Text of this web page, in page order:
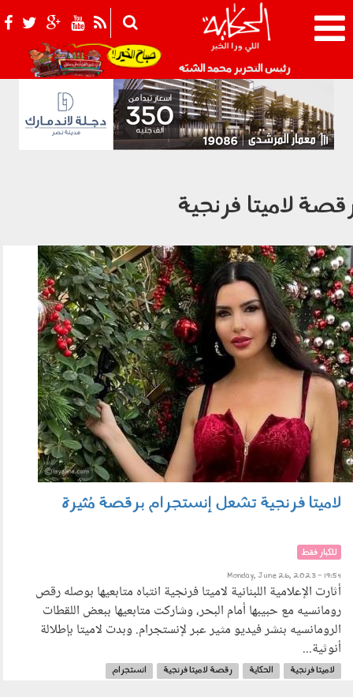
رئيس التحرير محمد الشبّه 021_2.png
لاميتا فرنجية
default_image.jpg
لاميتا فرنجية تشعل إنستجرام برقصة مُثيرة
للكبار فقط
Monday, June 26, 2023 - 19:54
أثارت الإعلامية اللبنانية لاميتا فرنجية انتباه متابعيها بوصله رقص
رومانسيه مع حبيبها أمام البحر، وشاركت متابعيها ببعض اللقطات
الرومانسيه بنشر فيديو مثير عبر لإنستجرام. وبدت لاميتا بإطلالة
أنوثية...
لاميتا فرنجية الحكاية رقصة لاميتا فرنجية انستجرام